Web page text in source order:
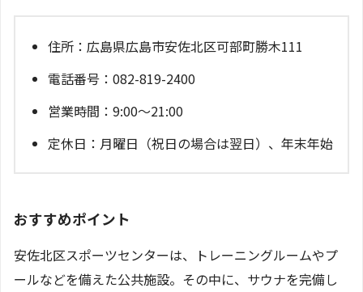
住所：広島県広島市安佐北区可部町勝木111
電話番号：082-819-2400
営業時間：9:00～21:00
定休日：月曜日（祝日の場合は翌日）、年末年始
おすすめポイント
安佐北区スポーツセンターは、トレーニングルームやプ
ールなどを備えた公共施設。その中に、サウナを完備し